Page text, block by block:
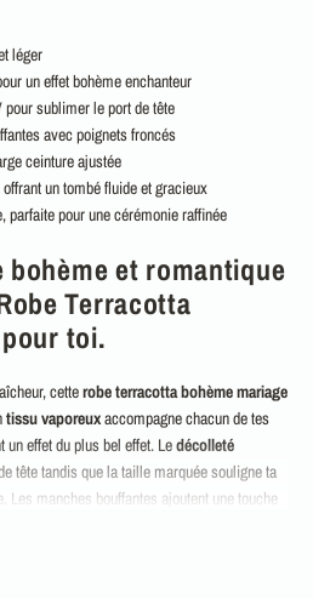
léger
un effet bohème enchanteur
pour sublimer le port de tête
avec poignets froncés
ceinture ajustée
un tombé fluide et gracieux
parfaite pour une cérémonie raffinée
bohème et romantique
Terracotta
toi.
cetterobe terracotta bohème mariage
tissu vaporeuxaccompagne chacun de tes
un effet du plus bel effet. Ledécolleté
tête tandis que la taille marquée souligne ta
Les manches bouffantes ajoutent une touche
pour un mariage bohème chic.